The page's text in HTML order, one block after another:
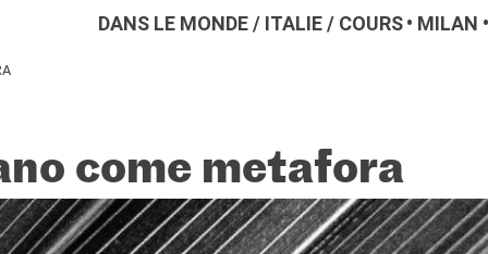
DANS LE MONDE/ ITALIE/ COURS MILAN
come metafora